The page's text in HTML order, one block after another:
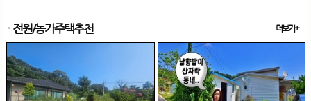
전원/농가주택추천 더보기+